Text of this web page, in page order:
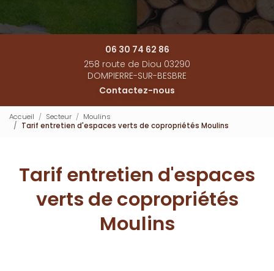
06 30 74 62 86
258 route de Diou 03290
DOMPIERRE-SUR-BESBRE
Contactez-nous
Accueil Secteur
Moulins
Tarif entretien d'espaces verts de copropriétés Moulins
Tarif entretien d'espaces
verts de copropriétés
Moulins